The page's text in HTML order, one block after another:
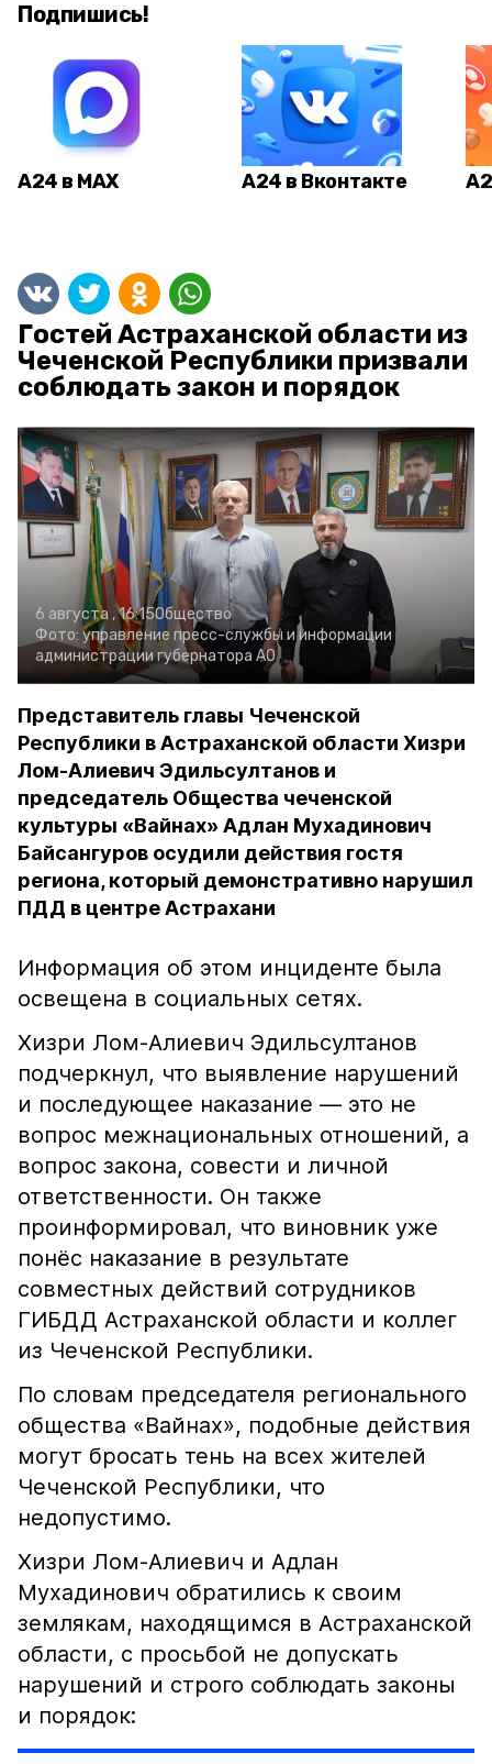
Подпишись!
А24 в MAX А24 в Вконтакте
Гостей Астраханской области из
Чеченской Республики призвали
соблюдать закон и порядок
6 августа , 16:15Общество
Фото: управление пресс-службы и информации
администрации губернатора АО
Представитель главы Чеченской
Республики в Астраханской области Хизри
Лом-Алиевич Эдильсултанов и
председатель Общества чеченской
культуры «Вайнах» Адлан Мухадинович
Байсангуров осудили действия гостя
региона, который демонстративно нарушил
ПДД в центре Астрахани
Информация об этом инциденте была
освещена в социальных сетях.
Хизри Лом-Алиевич Эдильсултанов
подчеркнул, что выявление нарушений
и последующее наказание — это не
вопрос межнациональных отношений, а
вопрос закона, совести и личной
ответственности. Он также
проинформировал, что виновник уже
понёс наказание в результате
совместных действий сотрудников
ГИБДД Астраханской области и коллег
из Чеченской Республики.
По словам председателя регионального
общества «Вайнах», подобные действия
могут бросать тень на всех жителей
Чеченской Республики, что
недопустимо.
Хизри Лом-Алиевич и Адлан
Мухадинович обратились к своим
землякам, находящимся в Астраханской
области, с просьбой не допускать
нарушений и строго соблюдать законы
и порядок: